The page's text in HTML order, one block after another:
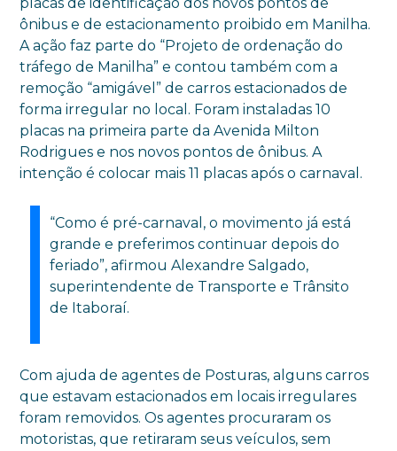
ônibus e de estacionamento proibido em Manilha.
A ação faz parte do “Projeto de ordenação do
tráfego de Manilha” e contou também com a
remoção “amigável” de carros estacionados de
forma irregular no local. Foram instaladas 10
placas na primeira parte da Avenida Milton
Rodrigues e nos novos pontos de ônibus. A
intenção é colocar mais 11 placas após o carnaval.
“Como é pré-carnaval, o movimento já está
grande e preferimos continuar depois do
feriado”, afirmou Alexandre Salgado,
superintendente de Transporte e Trânsito
de Itaboraí.
Com ajuda de agentes de Posturas, alguns carros
que estavam estacionados em locais irregulares
foram removidos. Os agentes procuraram os
motoristas, que retiraram seus veículos, sem